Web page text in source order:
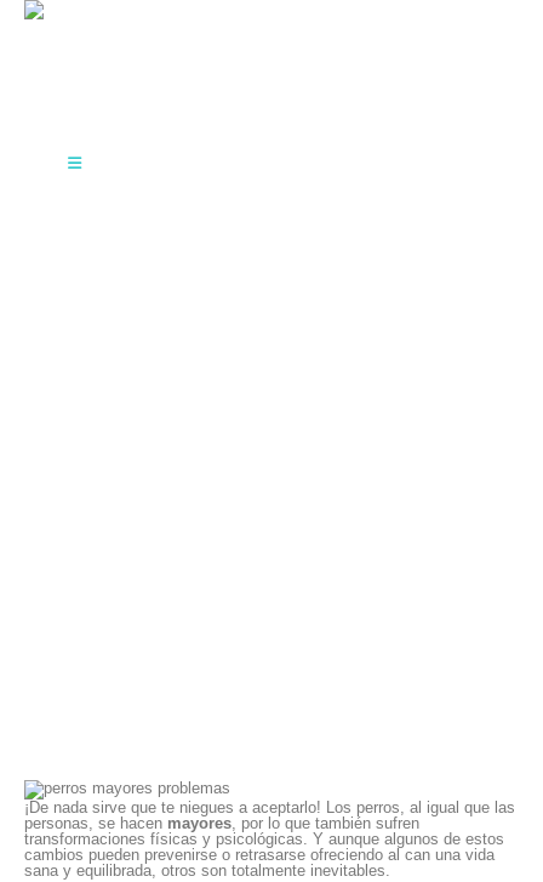
¡De nada sirve que te niegues a aceptarlo! Los perros, al igual que las
personas, se hacen mayores, por lo que también sufren
transformaciones físicas y psicológicas. Y aunque algunos de estos
cambios pueden prevenirse o retrasarse ofreciendo al can una vida
sana y equilibrada, otros son totalmente inevitables.